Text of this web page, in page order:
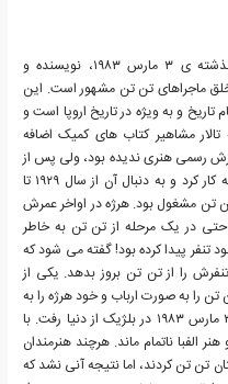
ژرژ پروسپر رمی، زاده ی ۲۲ مه ۱۹۰۷ و درگذشته ی ۳ مارس ۱۹۸۳، نویسنده و
خلق ماجراهای تن تن مشهور است. این
و به ویژه در تاریخ اروپا است و
آن نام هرژه (ارژه) در سال ۲۰۰۳ به تالار مشاهیر کتاب های کمیک اضافه
شده بود، آموزش رسمی هنری ندیده بود، ولی پس از
ترک مدرسه، ابتدا به عنوان گرافیست شروع به کار کرد و به دنبال آن از سال ۱۹۲۹ تا
خلق ماجراهای تن تن مشغول بود. هرژه در اواخر عمرش
در یک مرحله از تن تن به خاطر
تنفر پیدا کرده بود! گفته می شود که
را از تن تن بروز بدهد. یکی از
را به صورت ارباب و خود هرژه را به
شکل برده ی تن تن نشان می دهد!هرژه در ۳ مارس ۱۹۸۳ در بلژیک از دنیا رفت. با
ناتمام ماند. هرچند هنرمندان
تن تن کردند، اما نتیجه آنی نشد که